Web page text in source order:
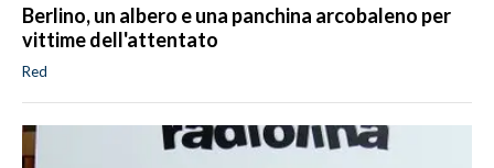
Berlino, un albero e una panchina arcobaleno per
vittime dell'attentato
Red